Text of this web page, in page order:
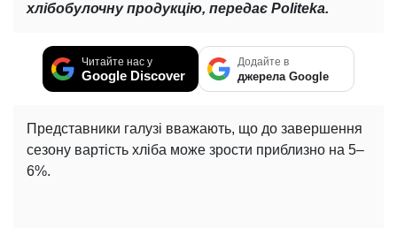
хлібобулочну продукцію, передає Politeka.
Читайте нас у
Google Discover
Додайте в
джерела Google
Представники галузі вважають, що до завершення
сезону вартість хліба може зрости приблизно на 5–
6%.